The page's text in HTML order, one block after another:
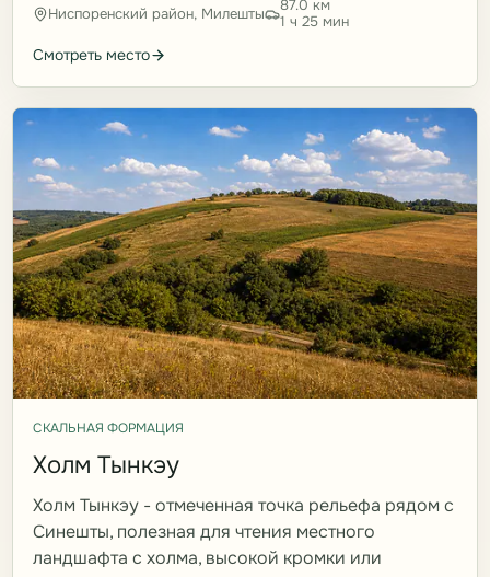
Ниспоренский район, Милешты
87.0 км
1 ч 25 мин
Смотреть место
СКАЛЬНАЯ ФОРМАЦИЯ
Холм Тынкэу
Холм Тынкэу - отмеченная точка рельефа рядом с
Синешты, полезная для чтения местного
ландшафта с холма, высокой кромки или